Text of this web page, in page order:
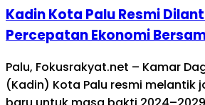
Kadin Kota Palu Resmi
Percepatan Ekonomi
Palu, Fokusrakyat.net – Kamar
(Kadin) Kota Palu resmi melantik